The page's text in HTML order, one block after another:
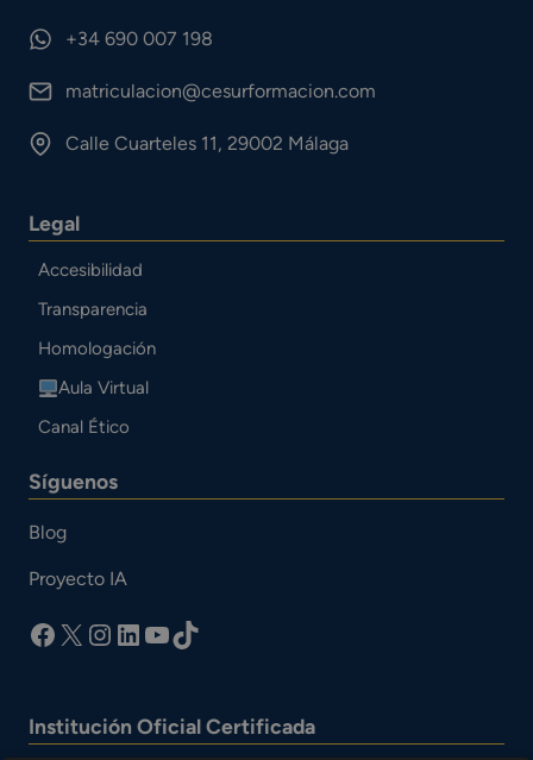
+34 690 007 198
matriculacion@cesurformacion.com
Calle Cuarteles 11, 29002 Málaga
Legal
Accesibilidad
Transparencia
Homologación
Aula Virtual
Canal Ético
Síguenos
Blog
Proyecto IA
facebook
X Instagram
LinkedIn
YouTube
TikTok
Institución Oficial Certificada